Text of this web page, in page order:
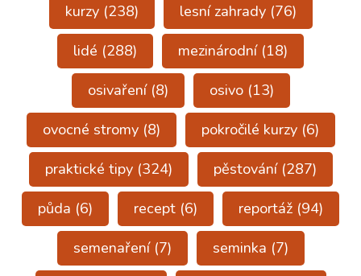
kurzy(238) lesní zahrady(76)
lidé (288) mezinárodní(18)
osivaření(8) osivo(13)
ovocné stromy(8) pokročilé kurzy(6)
praktické tipy(324) pěstování(287)
půda (6) recept (6) reportáž (94)
semenaření(7) seminka (7)